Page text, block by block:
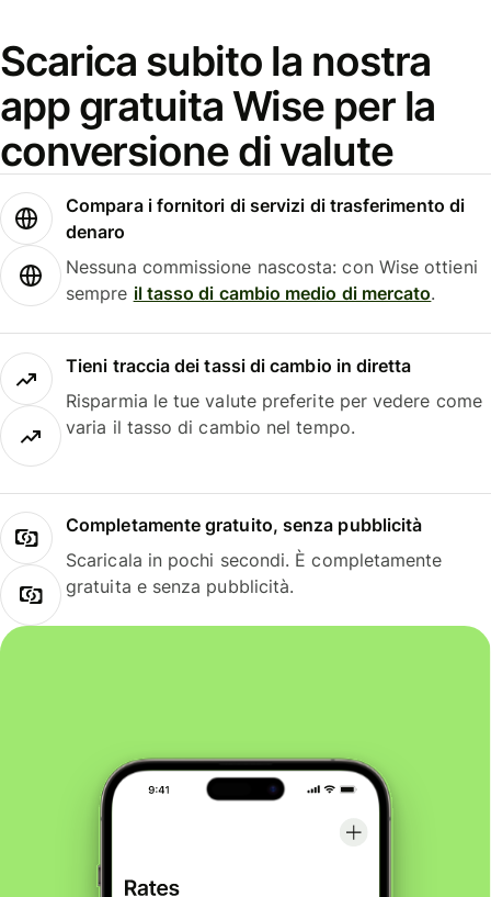
Scarica subito la nostra
app gratuita Wise per la
conversione di valute
Compara i fornitori di servizi di trasferimento di
denaro
Nessuna commissione nascosta: con Wise ottieni
sempre il tasso di cambio medio di mercato.
Tieni traccia dei tassi di cambio in diretta
Risparmia le tue valute preferite per vedere come
varia il tasso di cambio nel tempo.
Completamente gratuito, senza pubblicità
Scaricala in pochi secondi. È completamente
gratuita e senza pubblicità.